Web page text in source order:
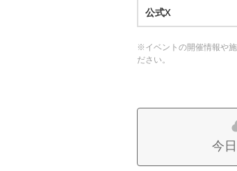
公式X
※イベントの開催情報や
ださい。
今日